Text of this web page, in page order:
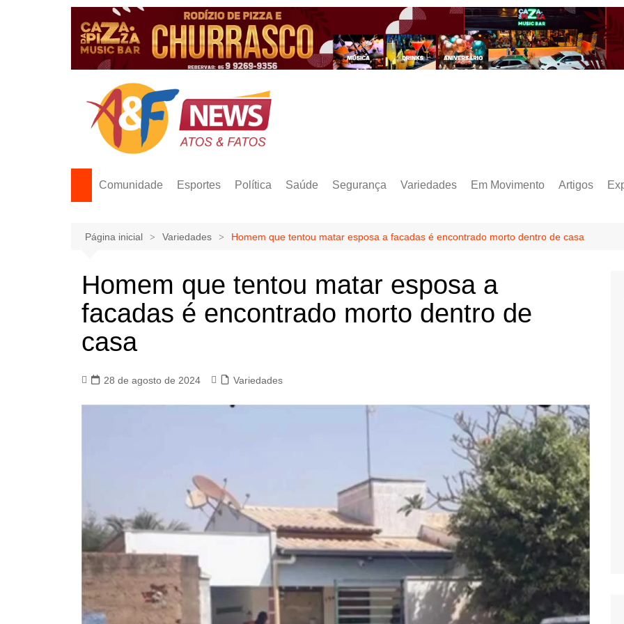
Comunidade Esportes Política Saúde Segurança Variedades Em Movimento Artigos
Página inicial Variedades Homem que tentou matar esposa a facadas é encontrado morto dentro de casa
Homem que tentou matar esposa a
facadas é encontrado morto dentro de
casa
28 de agosto de 2024 Variedades